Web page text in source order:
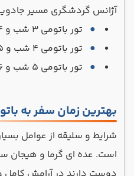
آژانس گردشگری مسیر
تور باتومی ۳ شب و ۴ روز
تور باتومی ۴ شب و ۵ روز
تور باتومی ۵ شب و ۶ روز
بهترین زمان سفر به
شرایط و سلیقه از عوامل
است. عده ای گرما و هیجان